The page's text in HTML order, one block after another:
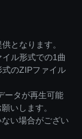
となります。
ル形式での1曲
のZIPファイル
ータが再生可能
いします。
い場合がござい